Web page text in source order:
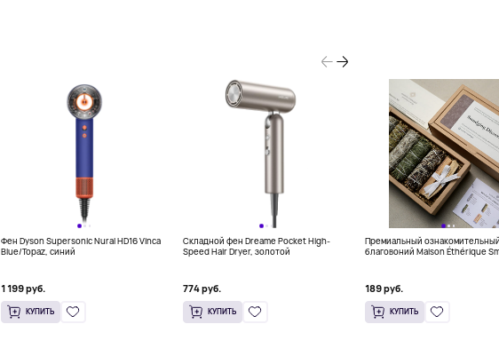
Фен Dyson Supersonic Nural HD16 Vinca
Blue/Topaz, синий
1 199 руб.
КУПИТЬ
Складной фен Dreame Pocket High-
Speed Hair Dryer, золотой
774 руб.
КУПИТЬ
Премиальный
благовоний Maison Éthérique
189 руб.
КУПИТЬ